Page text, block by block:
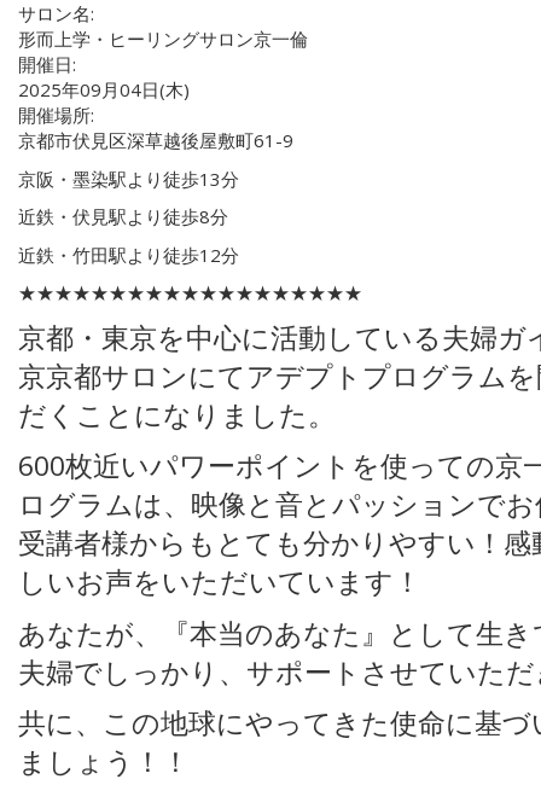
サロン名:
形而上学・ヒーリングサロン京一倫
開催日:
2025年09月04日(木)
開催場所:
京都市伏見区深草越後屋敷町61-9
京阪・墨染駅より徒歩13分
近鉄・伏見駅より徒歩8分
近鉄・竹田駅より徒歩12分
★★★★★★★★★★★★★★★★★★★
京都・東京を中心に活動している夫婦ガ
京京都サロンにてアデプトプログラム
だくことになりました。
600枚近いパワーポイントを使っての京
ログラムは、映像と音とパッションで
受講者様からもとても分かりやすい！
しいお声をいただいています！
あなたが、『本当のあなた』として生
夫婦でしっかり、サポートさせていた
共に、この地球にやってきた使命に基
ましょう！！